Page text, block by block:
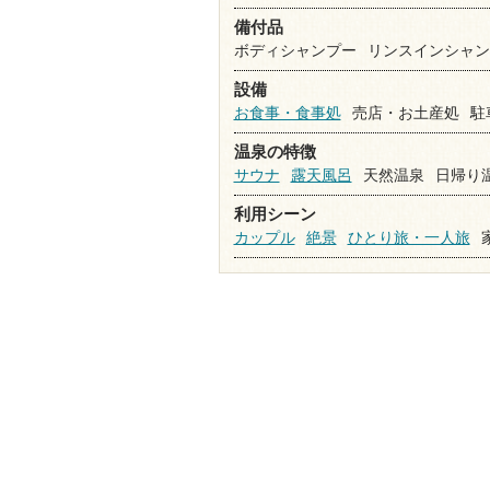
備付品
ボディシャンプー
リンスインシャ
設備
お食事・食事処
売店・お土産処 駐
温泉の特徴
サウナ
露天風呂 天然温泉 日帰り
利用シーン
カップル
絶景 ひとり旅・一人旅